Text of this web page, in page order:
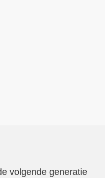
volgende generatie